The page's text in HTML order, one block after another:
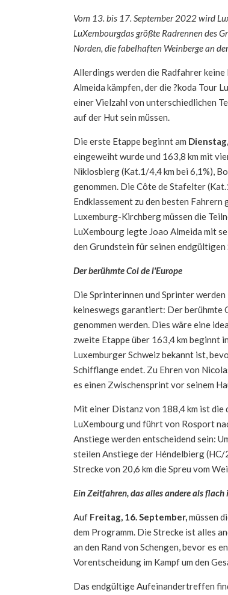
Vom 13. bis 17. September 2022 wird
LuXembourgdas größte Radrennen des
Norden, die fabelhaften Weinberge an
Allerdings werden die Radfahrer keine
Almeida kämpfen, der die ?koda Tour
einer Vielzahl von unterschiedlichen
auf der Hut sein müssen.
Die erste Etappe beginnt am
eingeweiht wurde und 163,8 km mit
Niklosbierg (Kat.1/4,4 km bei 6,1%),
genommen. Die Côte de Stafelter
Endklassement zu den besten
Luxemburg-Kirchberg müssen die
LuXembourg legte Joao Almeida mit
den Grundstein für seinen endgültigen
Der berühmte Col de l'Europe
Die Sprinterinnen und Sprinter werden
keineswegs garantiert: Der berühmte
genommen werden. Dies wäre eine
zweite Etappe über 163,4 km beginnt
Luxemburger Schweiz bekannt ist,
Schifflange endet. Zu Ehren von
es einen Zwischensprint vor seinem
Mit einer Distanz von 188,4 km ist die
LuXembourg und führt von Rosport
Anstiege werden entscheidend sein:
steilen Anstiege der Héndelbierg (HC/
Strecke von 20,6 km die Spreu vom
Ein Zeitfahren, das alles andere als flach
Auf Freitag, 16. September,müssen
dem Programm. Die Strecke ist alles
an den Rand von Schengen, bevor es
Vorentscheidung im Kampf um den
Das endgültige Aufeinandertreffen